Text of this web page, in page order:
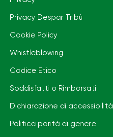
Privacy Despar Tribù
Cookie Policy
Whistleblowing
Codice Etico
Soddisfatti o Rimborsati
Dichiarazione di accessibilità
Politica parità di genere